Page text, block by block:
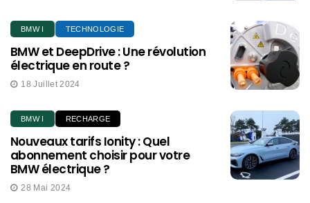
BMW I TECHNOLOGIE
BMW et DeepDrive : Une révolution
électrique en route ?
18 Juillet 2024
BMW I RECHARGE
Nouveaux tarifs Ionity : Quel
abonnement choisir pour votre
BMW électrique ?
28 Mai 2024